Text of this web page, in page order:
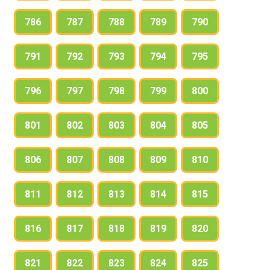
786 787 788 789 790
791 792 793 794 795
796 797 798 799 800
801 802 803 804 805
806 807 808 809 810
811 812 813 814 815
816 817 818 819 820
821 822 823 824 825